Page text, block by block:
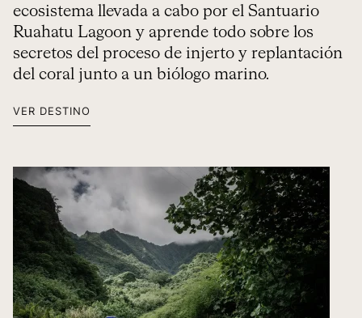
ecosistema llevada a cabo por el Santuario
Ruahatu Lagoon y aprende todo sobre los
secretos del proceso de injerto y replantación
del coral junto a un biólogo marino.
VER DESTINO